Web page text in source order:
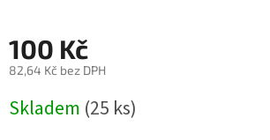
100 Kč
82,64 Kč bez DPH
cena:
Skladem (25 ks)